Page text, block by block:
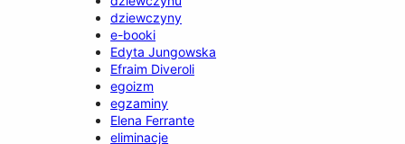
dziewczyny
e-booki
Edyta Jungowska
Efraim Diveroli
egoizm
egzaminy
Elena Ferrante
eliminacje